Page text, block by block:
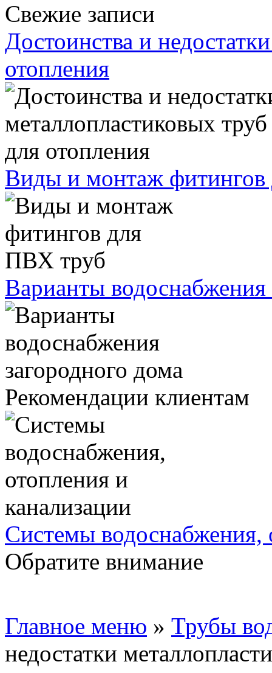
Свежие записи
Достоинства и
отопления
Виды и монтаж
Варианты водоснабжения
Рекомендации клиентам
Системы водоснабжения,
Обратите внимание
Главное меню » Трубы
недостатки